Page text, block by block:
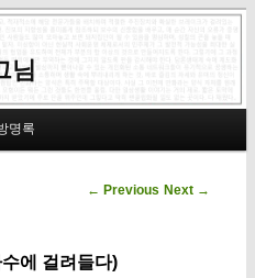
님
명록
Post navigation
← Previous Next →
에 걸려들다)